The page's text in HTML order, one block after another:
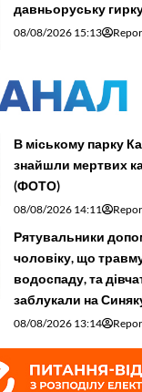
давньоруську
08/08/2026 15:13
В міському парку
знайшли мертвих
(ФОТО)
08/08/2026 14:11
Рятувальники
чоловіку, що
водоспаду, та
заблукали на
08/08/2026 13:14